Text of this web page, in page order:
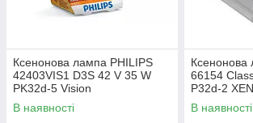
Ксенонова лампа PHILIPS
42403VIS1 D3S 42 V 35 W
PK32d-5 Vision
В наявності
Ксенонова
66154
P32d-2
В наявності